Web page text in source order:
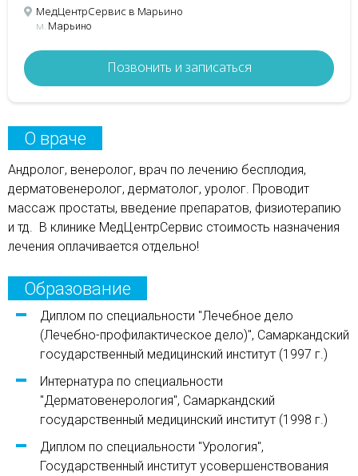
МедЦентрСервис в Марьино
м. Марьино
Позвонить и записаться
О враче
Андролог, венеролог, врач по лечению бесплодия,
дерматовенеролог, дерматолог, уролог. Проводит
массаж простаты, введение препаратов, физиотерапию
и тд. В клинике МедЦентрСервис стоимость назначения
лечения оплачивается отдельно!
Образование
Диплом по специальности "Лечебное дело
(Лечебно-профилактическое дело)", Самаркандский
государственный медицинский институт (1997 г.)
Интернатура по специальности
"Дерматовенерология", Самаркандский
государственный медицинский институт (1998 г.)
Диплом по специальности "Урология",
Государственный институт усовершенствования